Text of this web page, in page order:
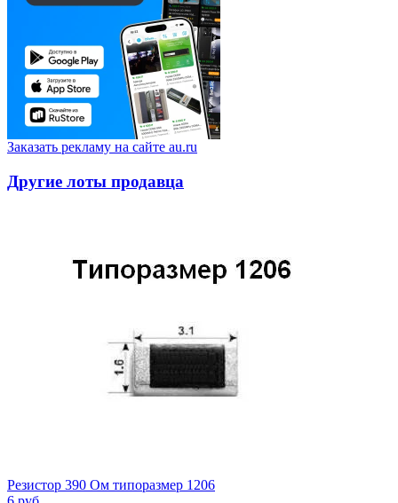
Заказать рекламу на сайте au.ru
Другие лоты продавца
Резистор 390 Ом типоразмер 1206